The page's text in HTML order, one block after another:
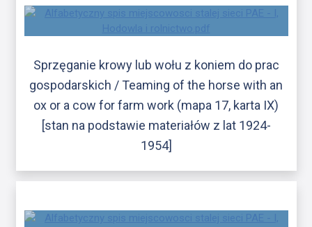
Sprzęganie krowy lub wołu z koniem do prac
gospodarskich / Teaming of the horse with an
ox or a cow for farm work (mapa 17, karta IX)
[stan na podstawie materiałów z lat 1924-
1954]